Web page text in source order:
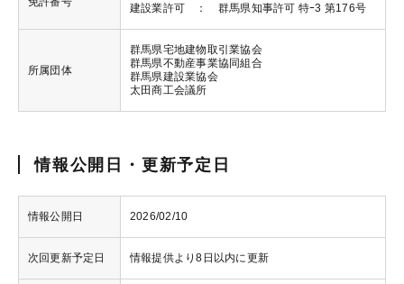
建設業許可 ： 群馬県知事許可 特ｰ3 第176号
所属団体
群馬県宅地建物取引業協会
群馬県不動産事業協同組合
群馬県建設業協会
太田商工会議所
情報公開日・更新予定日
情報公開日 2026/02/10
次回更新予定日 情報提供より8日以内に更新